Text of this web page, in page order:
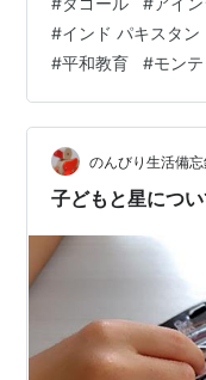
した経歴もありま
という印象ですね。
ト・タゴールが遺し
真実を大切にした
は「…1947年に大
目に大きく、2023
#インド パキスタン
#平和教育 #モン
のんびり生活備
子どもと星につ